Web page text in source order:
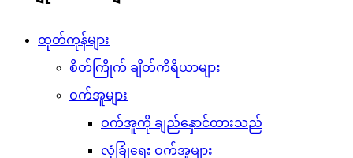
ထုတ်ကုန်များ
စိတ်ကြိုက် ချိတ်ကိရိယာများ
ဝက်အူများ
ဝက်အူကို ချည်နှောင်ထားသည်
လုံခြုံရေး ဝက်အူများ